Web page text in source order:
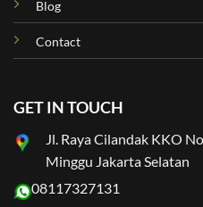
Blog
Contact
GET IN TOUCH
Jl. Raya Cilandak KKO
Minggu Jakarta Selatan
08117327131